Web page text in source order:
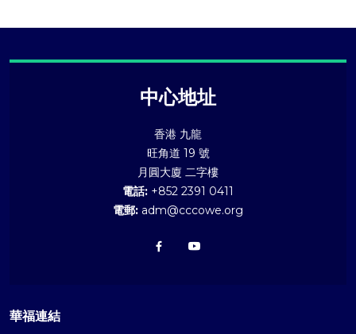
中心地址
香港 九龍
旺角道 19 號
月圓大廈 二字樓
電話: +852 2391 0411
電郵: adm@cccowe.org
華福連結